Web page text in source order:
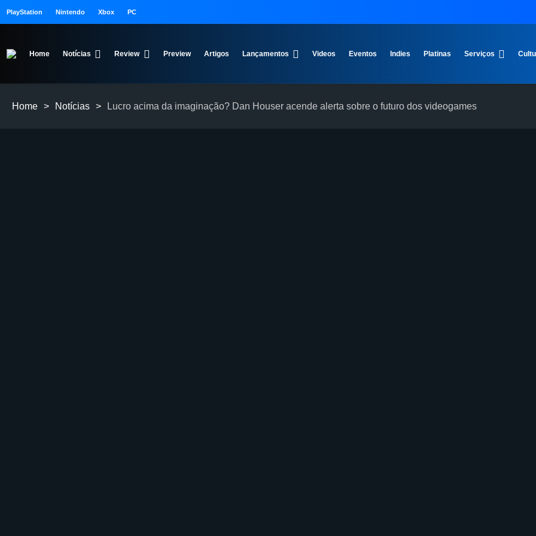
PlayStation Nintendo Xbox PC
Home Notícias Review Preview Artigos Lançamentos Videos Eventos Indies Platinas Serviços
Home > Notícias > Lucro acima da imaginação? Dan Houser acende alerta sobre o futuro dos videogames